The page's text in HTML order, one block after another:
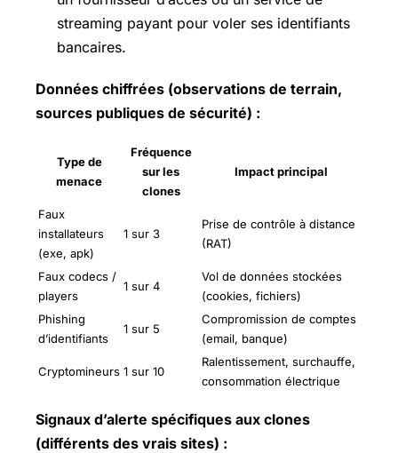
streaming payant pour voler ses identifiants
bancaires.
Données chiffrées (observations de terrain,
sources publiques de sécurité) :
Type de
menace
Fréquence
sur les
clones
Impact principal
Faux
installateurs
(exe, apk)
1 sur 3
Prise de contrôle à distance
(RAT)
Faux codecs /
players
1 sur 4
Vol de données stockées
(cookies, fichiers)
Phishing
d’identifiants
1 sur 5
Compromission de comptes
(email, banque)
Cryptomineurs 1 sur 10
Ralentissement, surchauffe,
consommation électrique
Signaux d’alerte spécifiques aux clones
(différents des vrais sites) :